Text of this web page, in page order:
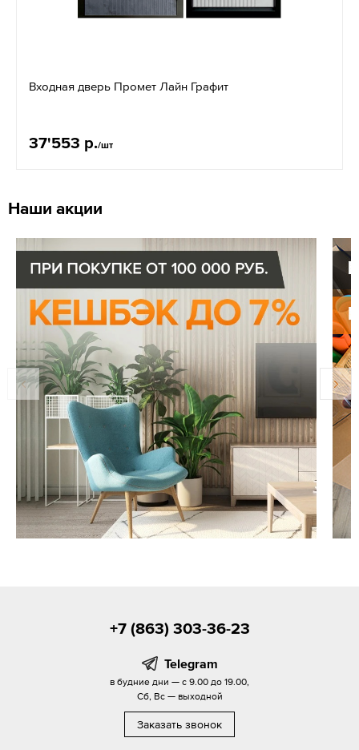
Входная дверь Промет Лайн Графит
37'553 р./шт
Наши акции
+7 (863) 303-36-23
Telegram
в будние дни — с 9.00 до 19.00,
Сб, Вс — выходной
Заказать звонок